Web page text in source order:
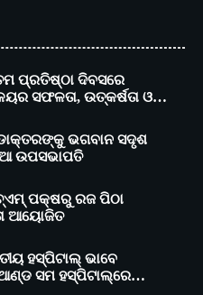
ସଫଳତା, ଉତ୍କର୍ଷତା ଓ
ଭଗବାନ ସଦୃଶ
ଉପସଭାପତି
ପକ୍ଷରୁ ରଜ ପିଠା
ଆୟୋଜିତ
ହସ୍ପିଟାଲ୍ ଭାବେ
ସମ ହସ୍ପିଟାଲ୍‌ରେ
ସ୍ଥାପନ
କାର୍ଯ୍ୟକ୍ରମ ଅଧୀନରେ
୧୬ଟି କୃଷକ ପ୍ରଶିକ୍ଷଣ